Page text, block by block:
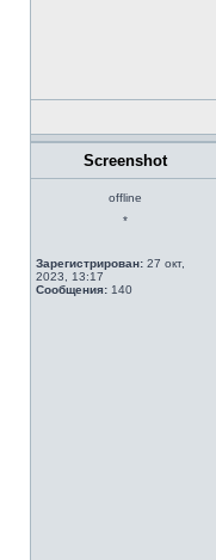
Screenshot
offline
*
Зарегистрирован: 27 окт,
2023, 13:17
Сообщения: 140